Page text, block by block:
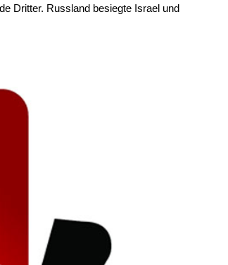
Dritter. Russland besiegte Israel und